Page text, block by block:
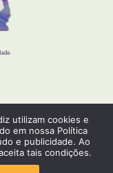
utilizam cookies e
em nossa Política
e publicidade. Ao
tais condições.